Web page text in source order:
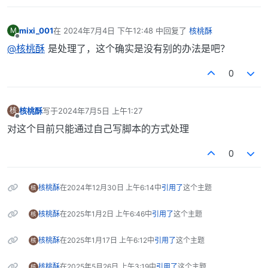
M
离线
mixi_001在 2024年7月4日 下午12:48 中回复了 核桃酥
最后由 编辑
@核桃酥 是处理了，这个确实是没有别的办法是吧？
0
核
离线
核桃酥写于2024年7月5日 上午1:27
最后由 编辑
对这个目前只能通过自己写脚本的方式处理
0
核 核桃酥在2024年12月30日 上午6:14中引用了这个主题
核 核桃酥在2025年1月2日 上午6:46中引用了这个主题
核 核桃酥在2025年1月17日 上午6:12中引用了这个主题
核